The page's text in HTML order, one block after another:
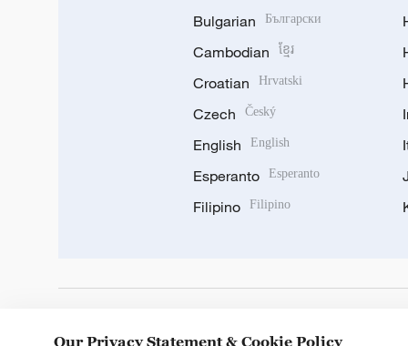
Bulgarian Български
Cambodian ខ្មែរ
Croatian Hrvatski
Czech Český
English English
Esperanto Esperanto
Filipino Filipino
Our Privacy Statement & Cookie Policy